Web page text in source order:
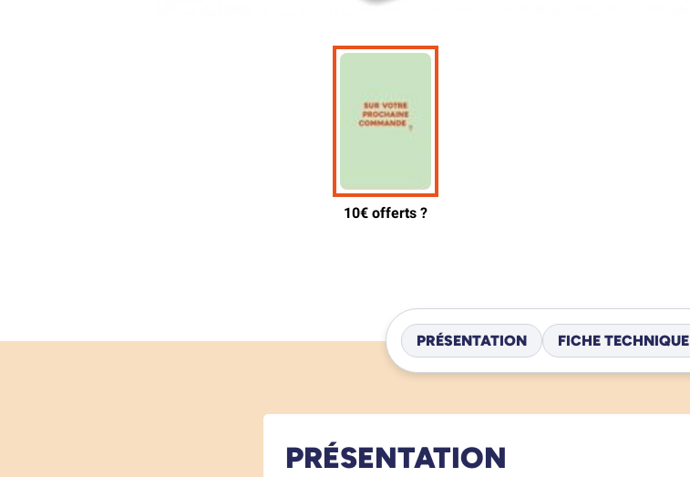
PRÉSENTATION FICHE TECHNIQUE
PRÉSENTATION